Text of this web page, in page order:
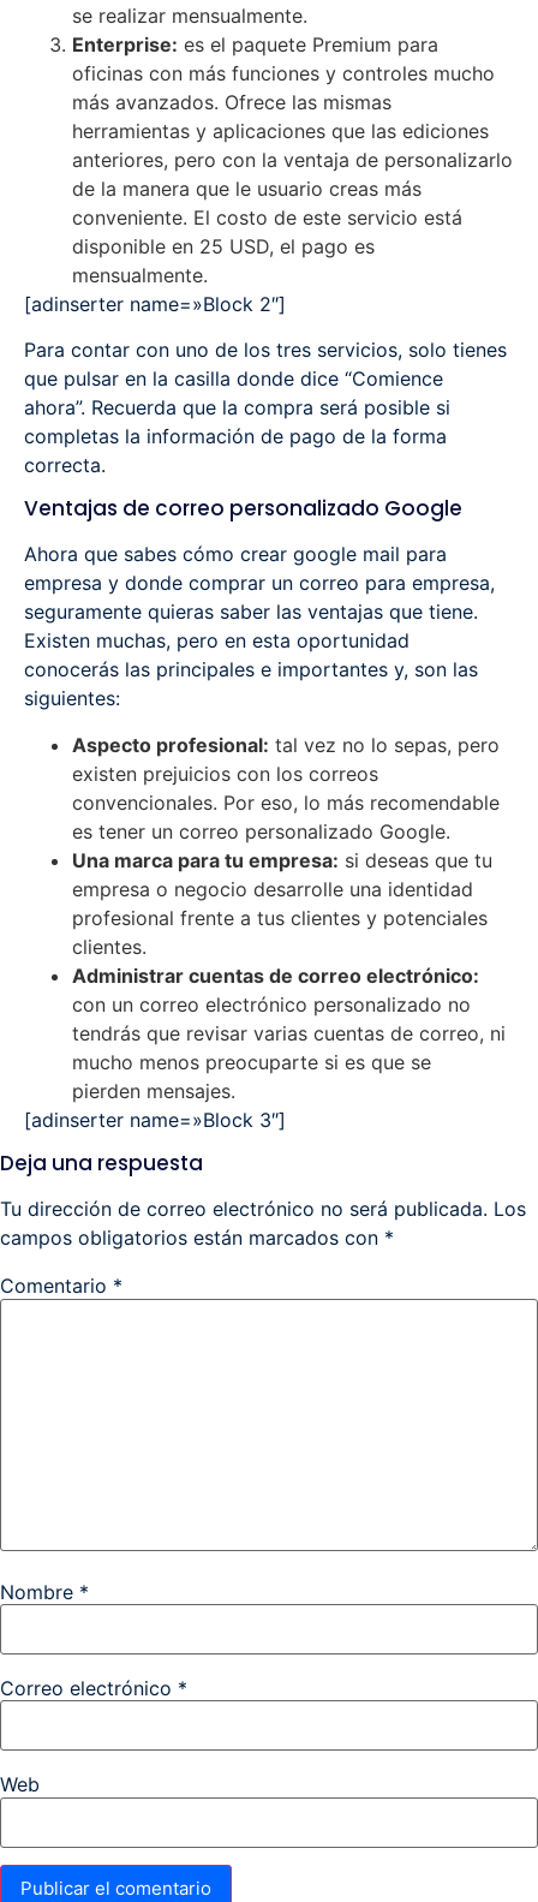
se realizar mensualmente.
Enterprise: es el paquete Premium para
oficinas con más funciones y controles mucho
más avanzados. Ofrece las mismas
herramientas y aplicaciones que las ediciones
anteriores, pero con la ventaja de personalizarlo
de la manera que le usuario creas más
conveniente. El costo de este servicio está
disponible en 25 USD, el pago es
mensualmente.
[adinserter name=»Block 2″]
Para contar con uno de los tres servicios, solo tienes
que pulsar en la casilla donde dice “Comience
ahora”. Recuerda que la compra será posible si
completas la información de pago de la forma
correcta.
Ventajas de correo personalizado Google
Ahora que sabes cómo crear google mail para
empresa y donde comprar un correo para empresa,
seguramente quieras saber las ventajas que tiene.
Existen muchas, pero en esta oportunidad
conocerás las principales e importantes y, son las
siguientes:
Aspecto profesional: tal vez no lo sepas, pero
existen prejuicios con los correos
convencionales. Por eso, lo más recomendable
es tener un correo personalizado Google.
Una marca para tu empresa: si deseas que tu
empresa o negocio desarrolle una identidad
profesional frente a tus clientes y potenciales
clientes.
Administrar cuentas de correo electrónico:
con un correo electrónico personalizado no
tendrás que revisar varias cuentas de correo, ni
mucho menos preocuparte si es que se
pierden mensajes.
[adinserter name=»Block 3″]
Deja una respuesta
Tu dirección de correo electrónico no será publicada. Los
campos obligatorios están marcados con *
Comentario *
Nombre *
Correo electrónico *
Web